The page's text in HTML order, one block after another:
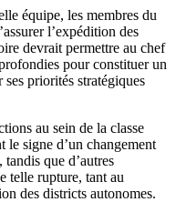
équipe, les membres du
l’expédition des
devrait permettre au chef
pour constituer un
priorités stratégiques
au sein de la classe
signe d’un changement
que d’autres
telle rupture, tant au
des districts autonomes.